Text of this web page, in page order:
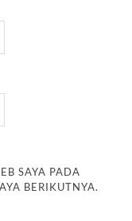
SAYA PADA
BERIKUTNYA.